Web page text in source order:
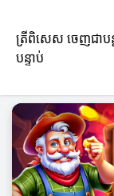
ត្រីពិសេស ចេញជាបន្
បន្ទាប់